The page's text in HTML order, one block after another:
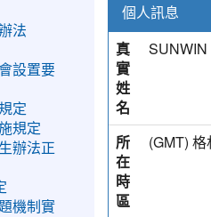
個人訊息
真
實
姓
名
SUNWIN
所
在
時
區
(GMT)
法
設置要
定
規定
辦法正
機制實